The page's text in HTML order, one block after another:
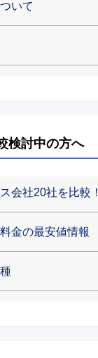
いて
検討中の方へ
会社20社を比較！
金の最安値情報